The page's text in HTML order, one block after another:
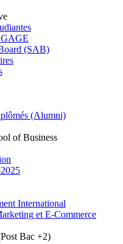
(SAB)
(Alumni)
of Business
International
et E-Commerce
Bac +2)